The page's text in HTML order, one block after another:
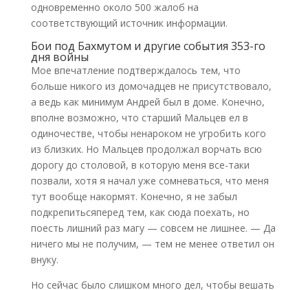
одновременно около 500 жалоб на
соответствующий источник информации.
Бои под Бахмутом и другие события 353-го
дня войны
Мое впечатление подтверждалось тем, что
больше никого из домочадцев не присутствовало,
а ведь как минимум Андрей был в доме. Конечно,
вполне возможно, что старший Мальцев ел в
одиночестве, чтобы ненароком не угробить кого
из близких. Но Мальцев продолжал ворчать всю
дорогу до столовой, в которую меня все-таки
позвали, хотя я начал уже сомневаться, что меня
тут вообще накормят. Конечно, я не забыл
подкрепитьсяперед тем, как сюда поехать, но
поесть лишний раз магу — совсем не лишнее. — Да
ничего мы не получим, — тем не менее ответил он
внуку.
Но сейчас было слишком много дел, чтобы вешать